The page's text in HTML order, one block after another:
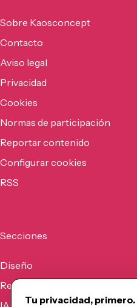
Sobre Kaosconcept
Contacto
Aviso legal
Privacidad
Cookies
Normas de participación
Reportar contenido
Configurar cookies
RSS
Secciones
Diseño
Recursos
Tu privacidad, primero.